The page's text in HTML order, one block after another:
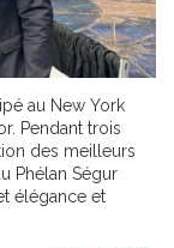
au New York
Pendant trois
des meilleurs
Phélan Ségur
élégance et